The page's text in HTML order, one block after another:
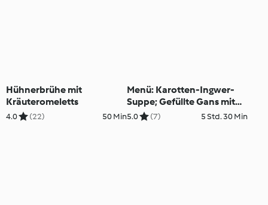
Hühnerbrühe mit
Kräuteromeletts
4.0 (22) 50 Min
Menü: Karotten-Ingwer-
Suppe; Gefüllte Gans mit
Rotkraut und
5.0 (7) 5 Std. 30 Min